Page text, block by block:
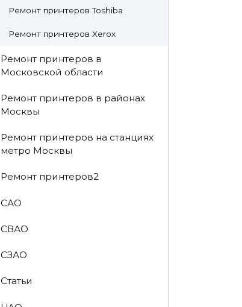
Ремонт принтеров Toshiba
Ремонт принтеров Xerox
Ремонт принтеров в
Московской области
Ремонт принтеров в районах
Москвы
Ремонт принтеров на станциях
метро Москвы
Ремонт принтеров2
САО
СВАО
СЗАО
Статьи